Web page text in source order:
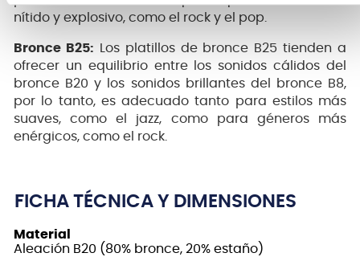
nítido y explosivo, como el rock y el pop.
Bronce B25: Los platillos de bronce B25 tienden a
ofrecer un equilibrio entre los sonidos cálidos del
bronce B20 y los sonidos brillantes del bronce B8,
por lo tanto, es adecuado tanto para estilos más
suaves, como el jazz, como para géneros más
enérgicos, como el rock.
FICHA TÉCNICA Y DIMENSIONES
Material
Aleación B20 (80% bronce, 20% estaño)